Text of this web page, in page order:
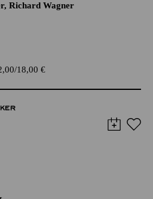
Richard Wagner
18,00 €